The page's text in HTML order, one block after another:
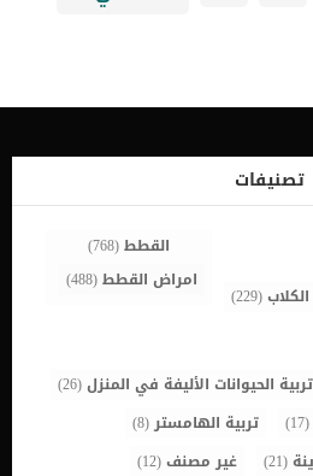
تصنيفات
(229)
القطط(768)
امراض القطط(488)
تربية الحيوانات الأليفة في المنزل(26)
(17) تربية الهامستر(8)
(21) غير مصنف(12)